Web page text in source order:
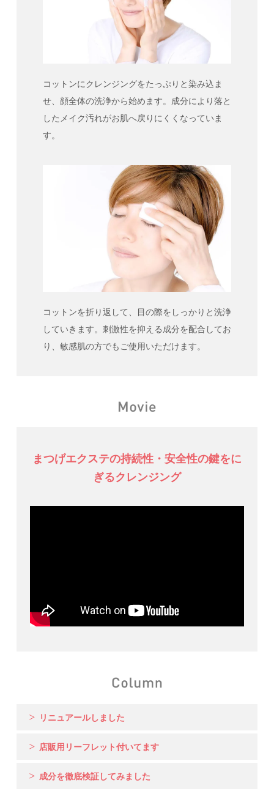
コットンにクレンジングをたっぷりと染み込ま
せ、顔全体の洗浄から始めます。成分により落と
したメイク汚れがお肌へ戻りにくくなっていま
す。
コットンを折り返して、目の際をしっかりと洗浄
していきます。刺激性を抑える成分を配合してお
り、敏感肌の方でもご使用いただけます。
まつげエクステの持続性・安全性の鍵をに
ぎるクレンジング
リニュアールしました
店販用リーフレット付いてます
成分を徹底検証してみました